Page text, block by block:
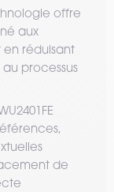
offre
aux
réduisant
processus
de